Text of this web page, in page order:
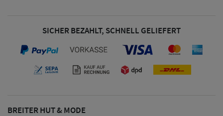
Bandana Caps
Damen
Sonnenschilder
Damen
SICHER BEZAHLT, SCHNELL GELIEFERT
BREITER HUT & MODE